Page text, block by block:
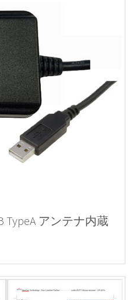
TypeA アンテナ内蔵